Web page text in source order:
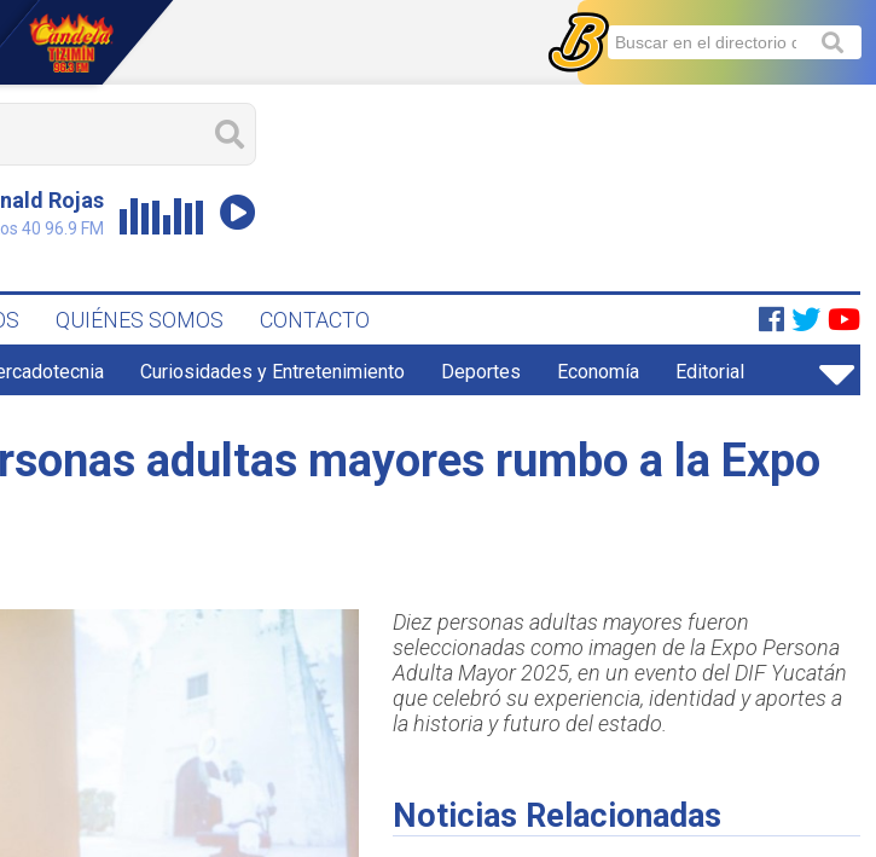
Rojas
Los 40 96.9 FM
QUIÉNES SOMOS CONTACTO
Curiosidades y Entretenimiento Deportes Economía Editorial
adultas mayores rumbo a la Expo
Diez personas adultas mayores fueron
seleccionadas como imagen de la Expo Persona
Adulta Mayor 2025, en un evento del DIF Yucatán
que celebró su experiencia, identidad y aportes a
la historia y futuro del estado.
Noticias Relacionadas